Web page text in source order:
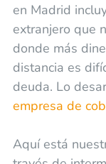
en Madrid
extranjero que
donde más
distancia es
deuda. Lo
empresa de
Aquí está